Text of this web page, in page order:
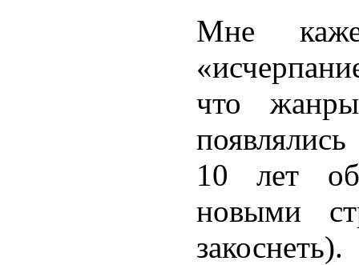
Мне
что
10 лет
новыми
закоснеть).